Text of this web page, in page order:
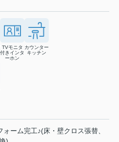
TVモニタ
付きインタ
ーホン
カウンター
キッチン
ーム完工♪(床・壁クロス張替、